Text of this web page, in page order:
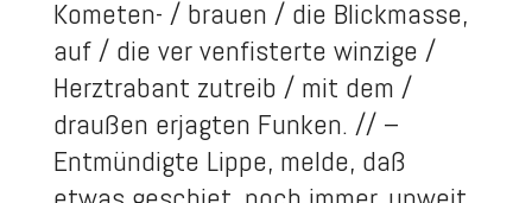
Kometen- / brauen / die Blickmasse,
auf / die ver venfisterte winzige /
Herztrabant zutreib / mit dem /
draußen erjagten Funken. // –
Entmündigte Lippe, melde, daß